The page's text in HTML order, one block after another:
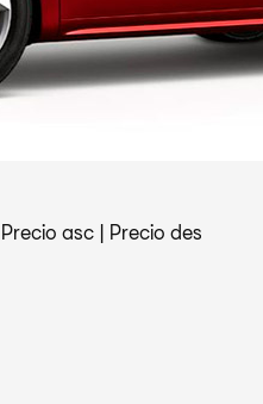
Precio asc | Precio des